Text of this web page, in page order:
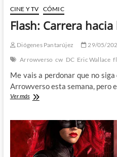
CINE Y TV CÓMIC
Flash: Carrera
Diógenes Pantarújez 29/05/
Arrowverso cw DC Eric Wallace
Me vais a perdonar que no
Arrowverso esta semana, pero
Ver másFlash:
la
mediocridad